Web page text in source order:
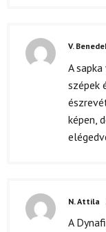
V.
A
szépek
képen,
N. Attila
A